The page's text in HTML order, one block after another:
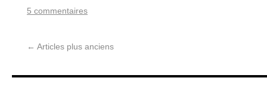
5 commentaires
← Articles plus anciens